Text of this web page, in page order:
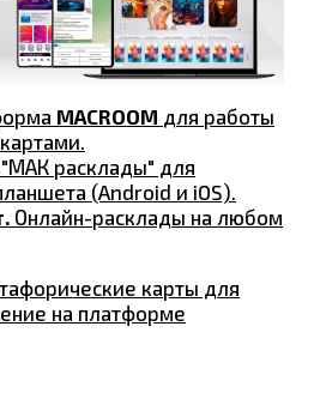
MACROOM для работы
"МАК расклады" для
(Android и iOS).
Онлайн-расклады на любом
карты для
на платформе